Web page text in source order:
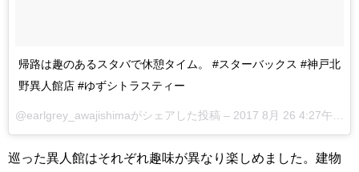
帰路は趣のあるスタバで休憩タイム。 #スターバックス #神戸北
野異人館店 #ゆずシトラスティー
@earlgrey_awajishimaがシェアした投稿 – 2017 8月 26 4:27午前 PDT
巡った異人館はそれぞれ趣味が異なり楽しめました。建物